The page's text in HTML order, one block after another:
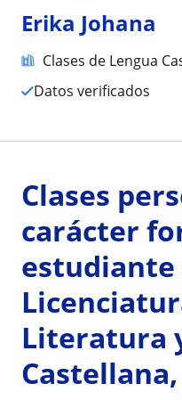
Erika Johana
Clases de Lengua
Datos verificados
Clases
carácter
estudiante
Literatura